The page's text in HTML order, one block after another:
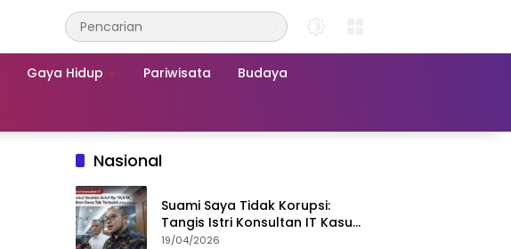
Gaya Hidup Pariwisata Budaya
Nasional
Suami Saya Tidak Korupsi:
Tangis Istri Konsultan IT Kasus
Nadiem Dituntut 22,5 Tahun
19/04/2026